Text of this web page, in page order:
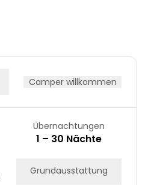
Camper willkommen
Übernachtungen
1 – 30 Nächte
Grundausstattung